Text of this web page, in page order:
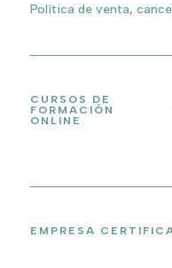
Política de venta,
CURSOS DE
FORMACIÓN
ONLINE
EMPRESA